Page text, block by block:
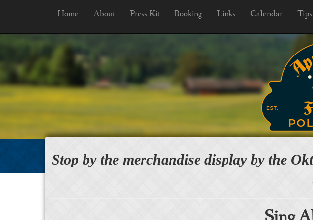
Home About Press Kit Booking Links Calendar Tips
Stop by the merchandise display by the